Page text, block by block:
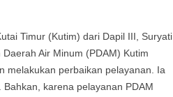
Timur (Kutim) dari Dapil III, Suryati
Air Minum (PDAM) Kutim
melakukan perbaikan pelayanan. Ia
karena pelayanan PDAM